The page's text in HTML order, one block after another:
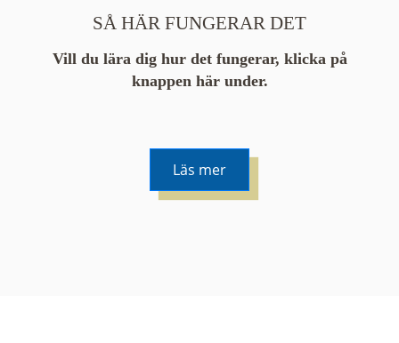
SÅ HÄR FUNGERAR DET
Vill du lära dig hur det fungerar, klicka på
knappen här under.
Läs mer